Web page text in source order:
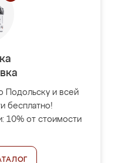
Подольску и всей
бесплатно!
10% от стоимости